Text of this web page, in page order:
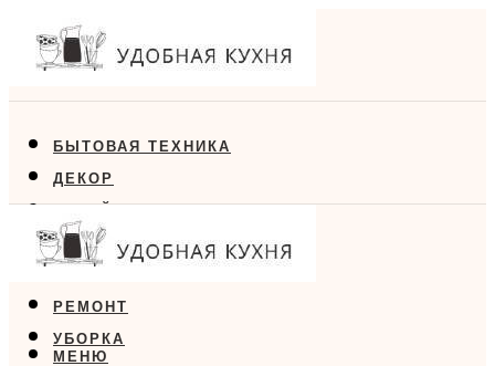
БЫТОВАЯ ТЕХНИКА
ДЕКОР
ДИЗАЙН
ЕДА
РЕМОНТ
УБОРКА
МЕНЮ